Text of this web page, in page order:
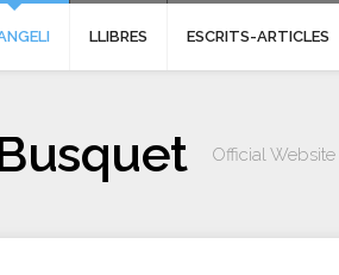
LLIBRES ESCRITS-ARTICLES
Official Website